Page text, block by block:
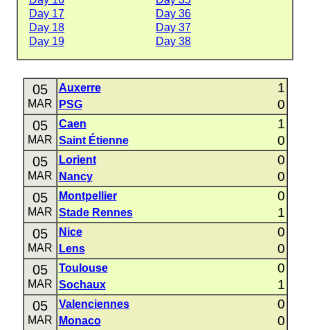
Day 17
Day 36
Day 18
Day 37
Day 19
Day 38
05
MAR
Auxerre 1
PSG 0
05
MAR
Caen 1
Saint Étienne 0
05
MAR
Lorient 0
Nancy 0
05
MAR
Montpellier 0
Stade Rennes 1
05
MAR
Nice 0
Lens 0
05
MAR
Toulouse 0
Sochaux 1
05
MAR
Valenciennes 0
Monaco 0